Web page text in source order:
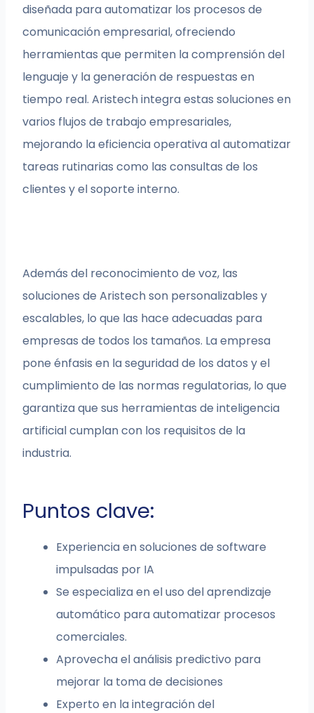
diseñada para automatizar los procesos de
comunicación empresarial, ofreciendo
herramientas que permiten la comprensión del
lenguaje y la generación de respuestas en
tiempo real. Aristech integra estas soluciones en
varios flujos de trabajo empresariales,
mejorando la eficiencia operativa al automatizar
tareas rutinarias como las consultas de los
clientes y el soporte interno.
Además del reconocimiento de voz, las
soluciones de Aristech son personalizables y
escalables, lo que las hace adecuadas para
empresas de todos los tamaños. La empresa
pone énfasis en la seguridad de los datos y el
cumplimiento de las normas regulatorias, lo que
garantiza que sus herramientas de inteligencia
artificial cumplan con los requisitos de la
industria.
Puntos clave:
Experiencia en soluciones de software
impulsadas por IA
Se especializa en el uso del aprendizaje
automático para automatizar procesos
comerciales.
Aprovecha el análisis predictivo para
mejorar la toma de decisiones
Experto en la integración del